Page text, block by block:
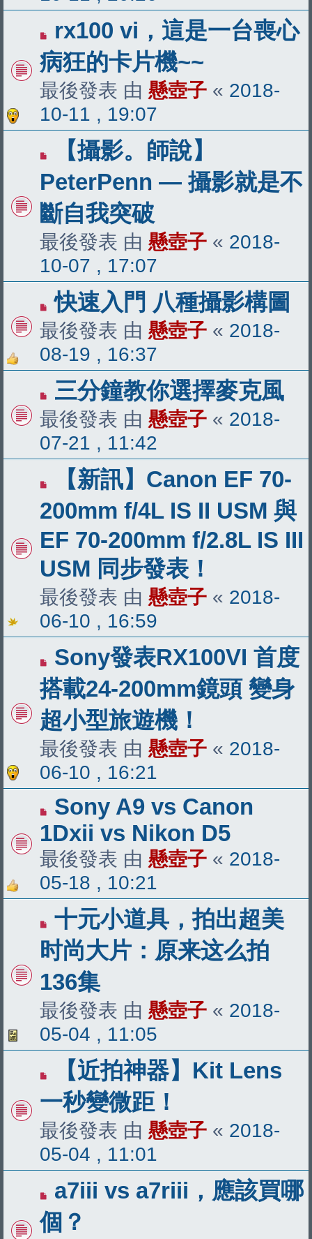
rx100 vi，這是一台喪心
病狂的卡片機~~
最後發表 由 懸壺子 « 2018-
10-11 , 19:07
【攝影。師說】
PeterPenn — 攝影就是不
斷自我突破
最後發表 由 懸壺子 « 2018-
10-07 , 17:07
快速入門 八種攝影構圖
最後發表 由 懸壺子 « 2018-
08-19 , 16:37
三分鐘教你選擇麥克風
最後發表 由 懸壺子 « 2018-
07-21 , 11:42
【新訊】Canon EF 70-
200mm f/4L IS II USM 與
EF 70-200mm f/2.8L IS III
USM 同步發表！
最後發表 由 懸壺子 « 2018-
06-10 , 16:59
Sony發表RX100VI 首度
搭載24-200mm鏡頭 變身
超小型旅遊機！
最後發表 由 懸壺子 « 2018-
06-10 , 16:21
Sony A9 vs Canon
1Dxii vs Nikon D5
最後發表 由 懸壺子 « 2018-
05-18 , 10:21
十元小道具，拍出超美
时尚大片：原来这么拍
136集
最後發表 由 懸壺子 « 2018-
05-04 , 11:05
【近拍神器】Kit Lens
一秒變微距！
最後發表 由 懸壺子 « 2018-
05-04 , 11:01
a7iii vs a7riii，應該買哪
個？